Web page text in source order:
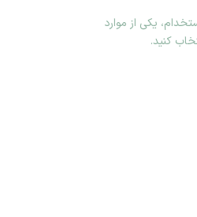
یکی از موارد
کنید.